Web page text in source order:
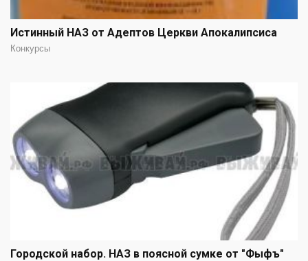
Истинный НАЗ от Адептов Церкви Апокалипсиса
Конкурсы
Городской набор. НАЗ в поясной сумке от "Фыфъ"